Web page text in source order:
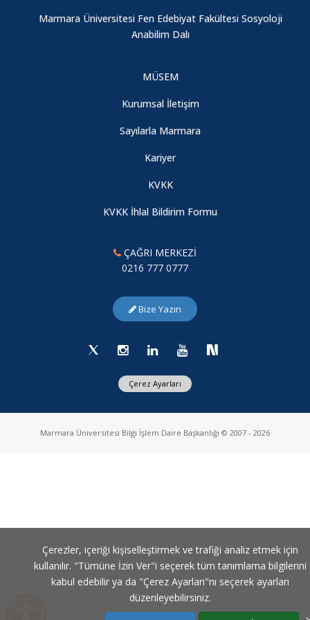
Kadına Yönelik Şiddetin Önlenmesi: Kavramlar, Veriler ve
Sosyal Bilimciler için Python: Verilerdeki Gizli Kalmış Bilgileri
Yalıtılmış Direnç: Uluslararası Yaptırımlar Altında Bağdat’ın
Kentsel Durumu (1990–2003)
Bilim Diplomasisinde Tanınma, Koordinasyon ve Çerçevesel
Sınırlar: Sri Lanka Örneği
Yeni Merkez Araştırmacımız
Toplumsal Dönüşüm
İnsani Yardımlarda Veri Toplama: Türkiye’deki BM Dünya Gıda
Programı Destekli Kamplarda Bulunan Mülteciler
Marmara Üniversitesi Fen Edebiyat Fakültesi Sosyoloji
Anabilim Dalı
MÜSEM
Kurumsal İletişim
Sayılarla Marmara
Kariyer
KVKK
KVKK İhlal Bildirim Formu
ÇAĞRI MERKEZİ
0216 777 0777
Bize Yazın
Çerez Ayarları
Marmara Üniversitesi Bilgi İşlem Daire Başkanlığı © 2007 - 2026
Çerezler, içeriği kişiselleştirmek ve trafiği analiz etmek için
kullanılır. "Tümüne İzin Ver"i seçerek tüm tanımlama bilgilerini
kabul edebilir ya da "Çerez Ayarları"nı seçerek ayarları
düzenleyebilirsiniz.